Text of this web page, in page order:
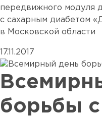
передвижного модуля
с сахарным диабетом
в Московской области
17.11.2017
борьбы